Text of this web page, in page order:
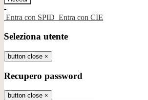
-
Entra con SPID Entra con CIE
Seleziona utente
button close ×
Recupero password
button close ×